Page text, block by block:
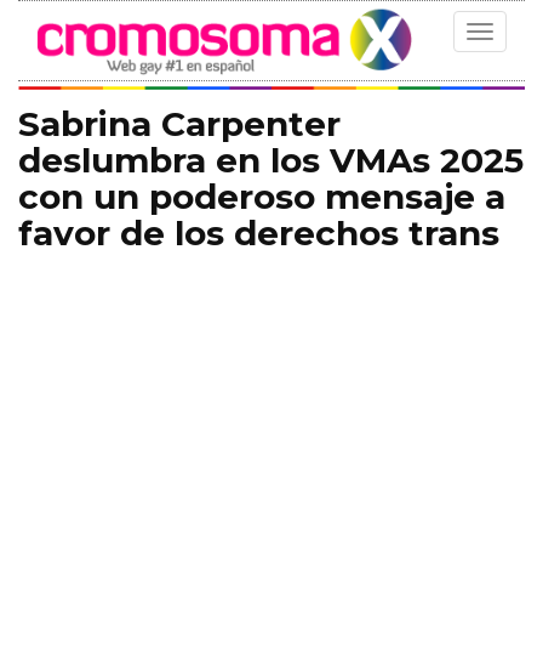
Toggle
Sabrina Carpenter
deslumbra en los VMAs 2025
con un poderoso mensaje a
favor de los derechos trans